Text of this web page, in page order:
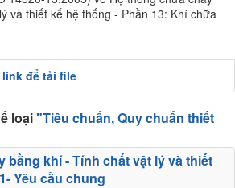
và thiết kế hệ thống - Phần 13: Khí chữa
link để tải file
loại"Tiêu chuẩn, Quy chuẩn thiết
bằng khí - Tính chất vật lý và thiết
Yêu cầu chung